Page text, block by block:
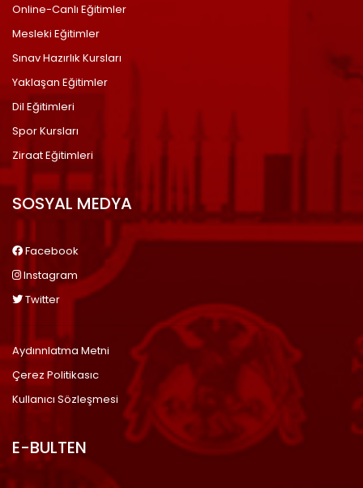
Online-Canlı Eğitimler
Mesleki Eğitimler
Sınav Hazırlık Kursları
Yaklaşan Eğitimler
Dil Eğitimleri
Spor Kursları
Ziraat Eğitimleri
SOSYAL MEDYA
Facebook
Instagram
Twitter
Aydınnlatma Metni
Çerez Politikasıc
Kullanıcı Sözleşmesi
E-BULTEN